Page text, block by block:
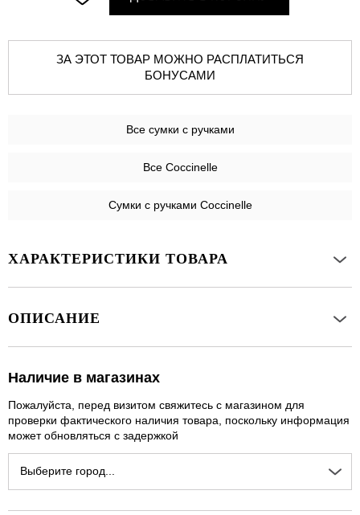
ЗА ЭТОТ ТОВАР МОЖНО РАСПЛАТИТЬСЯ
БОНУСАМИ
Все сумки с ручками
Все Coccinelle
Сумки с ручками Coccinelle
ХАРАКТЕРИСТИКИ ТОВАРА
ОПИСАНИЕ
Наличие в магазинах
Пожалуйста, перед визитом свяжитесь с магазином для
проверки фактического наличия товара, поскольку информация
может обновляться с задержкой
Выберите город...